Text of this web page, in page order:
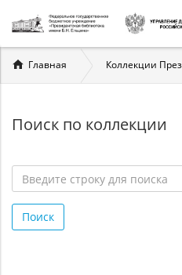
Вы
здесь
Главная Коллекции
Поиск по коллекции
строку
для
Поиск